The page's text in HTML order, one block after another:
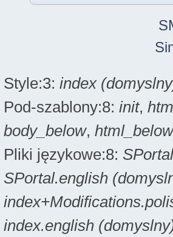
Style:3: index
Pod-szablony:8: init,
body_below, html_below
Pliki językowe:8:
SPortal.english
index.english